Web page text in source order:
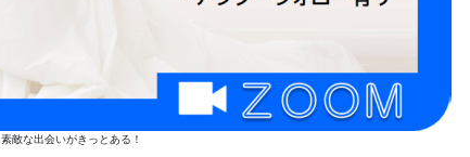
素敵な出会いがきっとある！